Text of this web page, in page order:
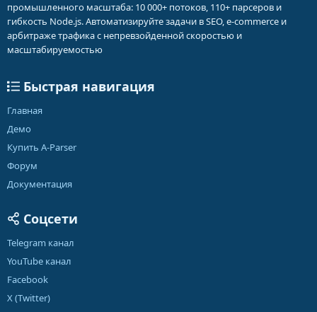
промышленного масштаба: 10 000+ потоков, 110+ парсеров и
гибкость Node.js. Автоматизируйте задачи в SEO, e-commerce и
арбитраже трафика с непревзойденной скоростью и
масштабируемостью
Быстрая навигация
Главная
Демо
Купить A-Parser
Форум
Документация
Соцсети
Telegram канал
YouTube канал
Facebook
X (Twitter)